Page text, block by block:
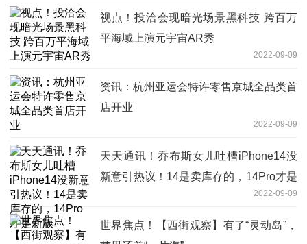
视点！投洽会现暗光场景黑科技 跨百万
平海域上演元宇宙AR秀
2022-09-09
资讯：杭州亚运会特许零售京城全品类首
店开业
2022-09-09
天天通讯！乔布斯女儿吐槽iPhone14没
新意引热议！14是卖库存的，14Pro才是
2022-09-09
世界焦点！【西街观察】有了“灵动岛”，